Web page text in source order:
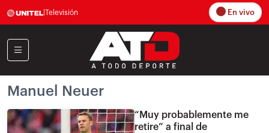
Televisión En vivo
Manuel Neuer
“Muy probablemente me
retire” a final de